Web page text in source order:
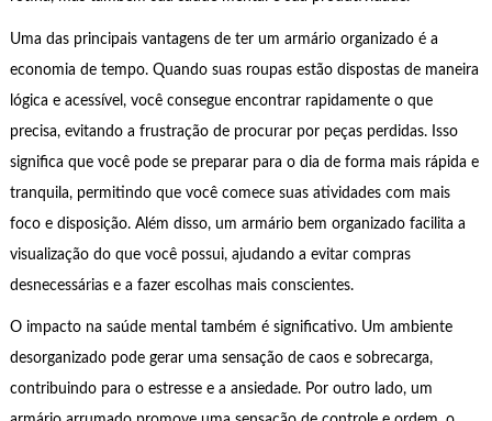
Uma das principais vantagens de ter um armário organizado é a
economia de tempo. Quando suas roupas estão dispostas de maneira
lógica e acessível, você consegue encontrar rapidamente o que
precisa, evitando a frustração de procurar por peças perdidas. Isso
significa que você pode se preparar para o dia de forma mais rápida e
tranquila, permitindo que você comece suas atividades com mais
foco e disposição. Além disso, um armário bem organizado facilita a
visualização do que você possui, ajudando a evitar compras
desnecessárias e a fazer escolhas mais conscientes.
O impacto na saúde mental também é significativo. Um ambiente
desorganizado pode gerar uma sensação de caos e sobrecarga,
contribuindo para o estresse e a ansiedade. Por outro lado, um